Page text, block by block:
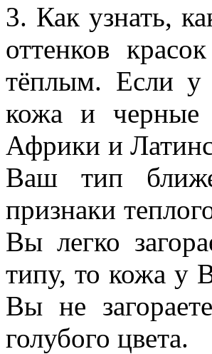
3. Как узнать,
оттенков
тёплым. Если у
кожа и черные
Африки и
Ваш тип
признаки
Вы легко
типу, то кожа у
Вы не
голубого цвета.